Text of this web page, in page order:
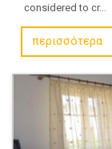
considered to cr...
περισσότερα